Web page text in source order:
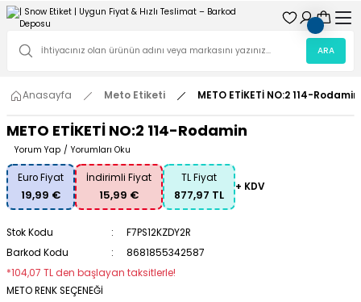
ARA
Anasayfa Meto Etiketi METO ETİKETİ NO:2 114-Rodamin
METO ETİKETİ NO:2 114-Rodamin
Yorum Yap / Yorumları Oku
Euro Fiyat
19,99 €
İndirimli Fiyat
15,99 €
TL Fiyat
877,97 TL
+ KDV
Stok Kodu
F7PS12KZDY2R
Barkod Kodu
8681855342587
*104,07 TL den başlayan taksitlerle!
METO RENK SEÇENEĞİ